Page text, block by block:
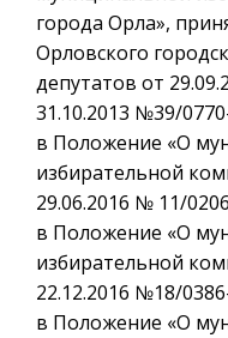
города Орла»,
Орловского
депутатов от
31.10.2013 №39/
в Положение «О
избирательной
29.06.2016 № 11/
в Положение «О
избирательной
22.12.2016 №18/
в Положение «О